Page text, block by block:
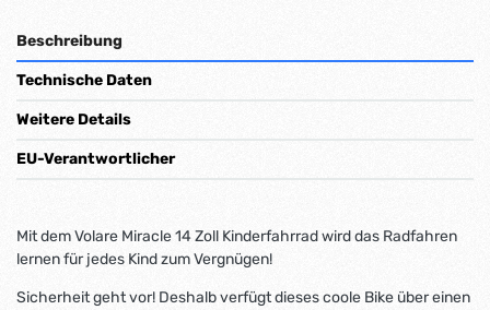
Beschreibung
Technische Daten
Weitere Details
EU-Verantwortlicher
Mit dem Volare Miracle 14 Zoll Kinderfahrrad wird das Radfahren
lernen für jedes Kind zum Vergnügen!
Sicherheit geht vor! Deshalb verfügt dieses coole Bike über einen